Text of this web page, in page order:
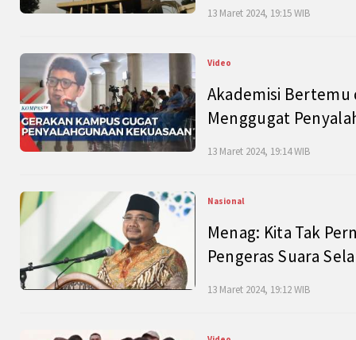
13 Maret 2024, 19:15 WIB
Video
Akademisi Bertemu
Menggugat
13 Maret 2024, 19:14 WIB
Nasional
Menag: Kita Tak
Pengeras Suara
13 Maret 2024, 19:12 WIB